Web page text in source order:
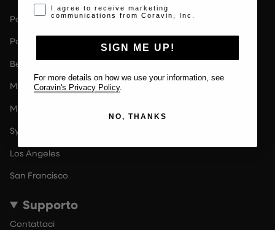
Paris
Paesi Bassi
Berlin
Milano
Melbourne
Sydney
Los Angeles
San Francisco
Supporto
Contattaci
Opt-in disclaimer
I agree to receive marketing
communications from Coravin, Inc.
SIGN ME UP!
For more details on how we use your information, see
Coravin's Privacy Policy.
NO, THANKS